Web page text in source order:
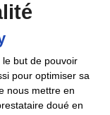
but de pouvoir
pour optimiser sa
nous mettre en
doué en